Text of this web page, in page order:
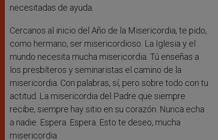
necesitadas de ayuda.
Cercanos al inicio del Año de la Misericordia, te pido,
como hermano, ser misericordioso. La Iglesia y el
mundo necesita mucha misericordia. Tú enseñas a
los presbíteros y seminaristas el camino de la
misericordia. Con palabras, sí, pero sobre todo con tu
actitud. La misericordia del Padre que siempre
recibe, siempre hay sitio en su corazón. Nunca echa
a nadie. Espera. Espera. Esto te deseo, mucha
misericordia.